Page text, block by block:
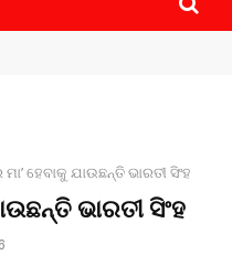
ଡିଜିଟାଲ୍ ନେଣଦେଣ ...
ହେବାକୁ ଯାଉଛନ୍ତି ଭାରତୀ ସିଂହ
ଭାରତୀ ସିଂହ